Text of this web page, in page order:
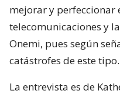
mejorar y perfeccionar
telecomunicaciones y
Onemi, pues según
catástrofes de este tipo.
La entrevista es de